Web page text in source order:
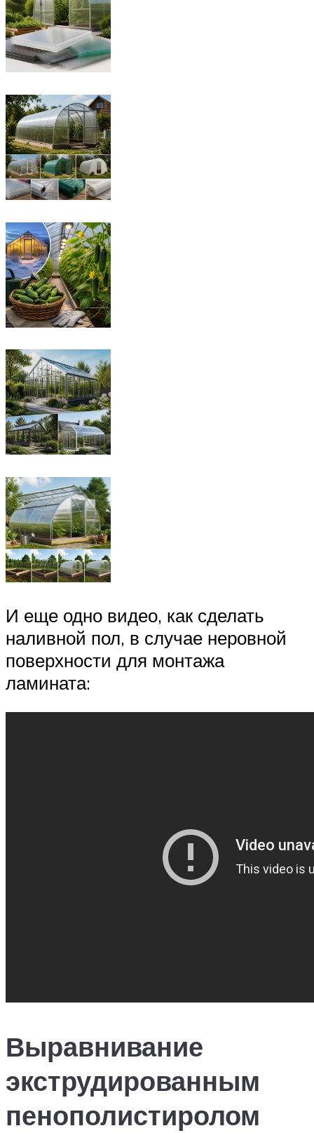
И еще одно видео, как сделать
наливной пол, в случае неровной
поверхности для монтажа
ламината:
Выравнивание
экструдированным
пенополистиролом